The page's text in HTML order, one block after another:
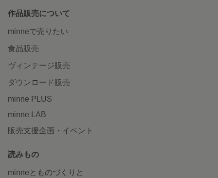
作品販売について
minneで売りたい
食品販売
ヴィンテージ販売
ダウンロード販売
minne PLUS
minne LAB
販売支援企画・イベント
読みもの
minneとものづくりと